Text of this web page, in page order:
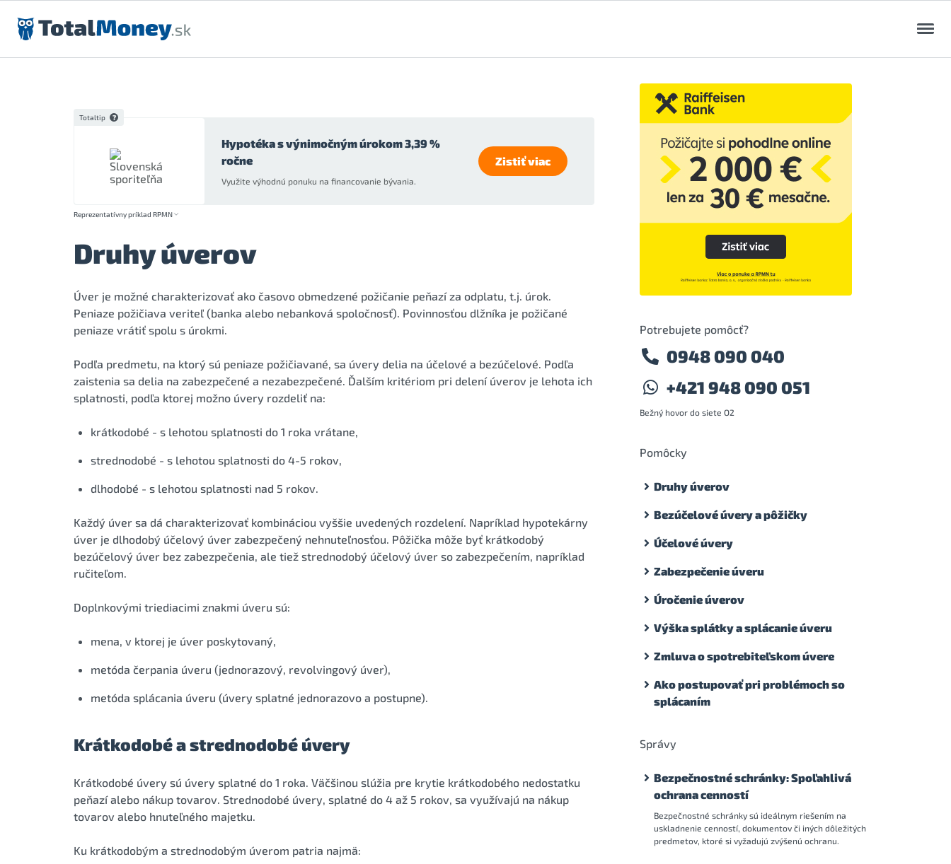
Preskočiť na obsah
Totaltip
Hypotéka s výnimočným úrokom 3,39 %
ročne
Využite výhodnú ponuku na financovanie bývania.
Zistiť viac
Reprezentatívny príklad RPMN
Druhy úverov
Úver je možné charakterizovať ako časovo obmedzené požičanie peňazí za odplatu, t.j. úrok.
Peniaze požičiava veriteľ (banka alebo nebanková spoločnosť). Povinnosťou dlžníka je požičané
peniaze vrátiť spolu s úrokmi.
Podľa predmetu, na ktorý sú peniaze požičiavané, sa úvery delia na účelové a bezúčelové. Podľa
zaistenia sa delia na zabezpečené a nezabezpečené. Ďalším kritériom pri delení úverov je lehota ich
splatnosti, podľa ktorej možno úvery rozdeliť na:
krátkodobé - s lehotou splatnosti do 1 roka vrátane,
strednodobé - s lehotou splatnosti do 4-5 rokov,
dlhodobé - s lehotou splatnosti nad 5 rokov.
Každý úver sa dá charakterizovať kombináciou vyššie uvedených rozdelení. Napríklad hypotekárny
úver je dlhodobý účelový úver zabezpečený nehnuteľnosťou. Pôžička môže byť krátkodobý
bezúčelový úver bez zabezpečenia, ale tiež strednodobý účelový úver so zabezpečením, napríklad
ručiteľom.
Doplnkovými triediacimi znakmi úveru sú:
mena, v ktorej je úver poskytovaný,
metóda čerpania úveru (jednorazový, revolvingový úver),
metóda splácania úveru (úvery splatné jednorazovo a postupne).
Krátkodobé a strednodobé úvery
Krátkodobé úvery sú úvery splatné do 1 roka. Väčšinou slúžia pre krytie krátkodobého nedostatku
peňazí alebo nákup tovarov. Strednodobé úvery, splatné do 4 až 5 rokov, sa využívajú na nákup
tovarov alebo hnuteľného majetku.
Ku krátkodobým a strednodobým úverom patria najmä:
Potrebujete pomôcť?
0948 090 040
+421 948 090 051
Bežný hovor do siete O2
Pomôcky
Druhy úverov
Bezúčelové úvery a pôžičky
Účelové úvery
Zabezpečenie úveru
Úročenie úverov
Výška splátky a splácanie úveru
Zmluva o spotrebiteľskom úvere
Ako postupovať pri problémoch so
splácaním
Správy
Bezpečnostné schránky: Spoľahlivá
ochrana cenností
Bezpečnostné schránky sú ideálnym riešením na
uskladnenie cenností, dokumentov či iných dôležitých
predmetov, ktoré si vyžadujú zvýšenú ochranu.